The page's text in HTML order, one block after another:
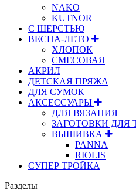
NAKO
KUTNOR
С ШЕРСТЬЮ
ВЕСНА-ЛЕТО
ХЛОПОК
СМЕСОВАЯ
АКРИЛ
ДЕТСКАЯ ПРЯЖА
ДЛЯ СУМОК
АКСЕССУАРЫ
ДЛЯ ВЯЗАНИЯ
ЗАГОТОВКИ ДЛЯ
ВЫШИВКА
PANNA
RIOLIS
СУПЕР ТРОЙКА
Разделы